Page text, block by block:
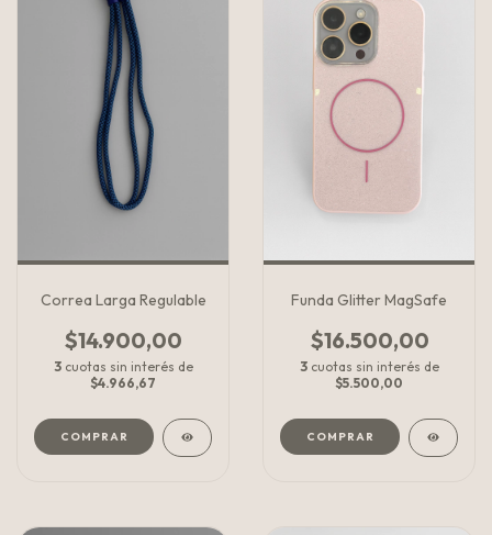
Correa Larga Regulable
$14.900,00
3 cuotas sin interés de
$4.966,67
COMPRAR
Funda Glitter MagSafe
$16.500,00
3 cuotas sin interés de
$5.500,00
COMPRAR